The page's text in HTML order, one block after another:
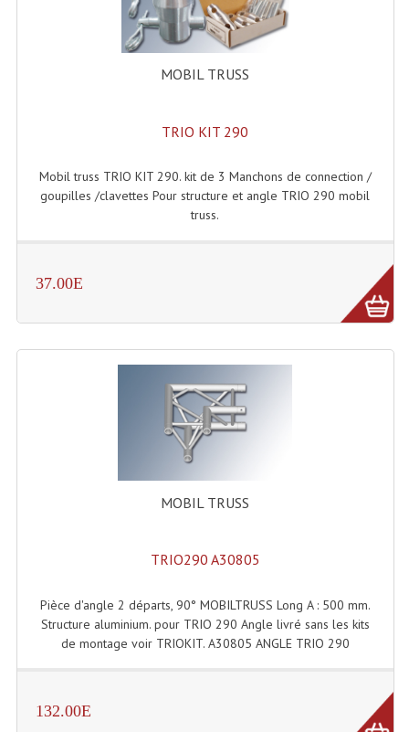
Egaliseur Egaliseurs
Enceintes Et Caissons Basses
Packs Sono
Enceintes Passives Sono
Enceinte Nomade Bluetooth
Enceintes (Ecoutes De Studio)
Enceintes Autonomes Portables Amplifiées
Enceintes Hifi
Enceintes Monitoring
Haut Parleurs Sono
Filtres Passifs
MOBIL TRUSS
TRIO KIT 290
Mobil truss TRIO KIT 290. kit de 3 Manchons de connection /
goupilles /clavettes Pour structure et angle TRIO 290 mobil
truss.
37.00E
MOBIL TRUSS
TRIO290 A30805
Pièce d'angle 2 départs, 90° MOBILTRUSS Long A : 500 mm.
Structure aluminium. pour TRIO 290 Angle livré sans les kits
de montage voir TRIOKIT. A30805 ANGLE TRIO 290
132.00E